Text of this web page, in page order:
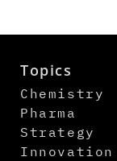
Topics
Chemistry
Pharma
Strategy
Innovation